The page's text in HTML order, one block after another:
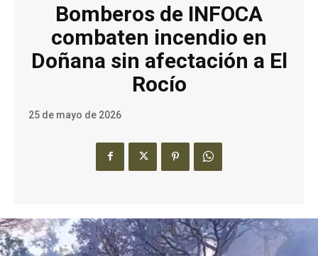
Bomberos de INFOCA
combaten incendio en
Doñana sin afectación a El
Rocío
25 de mayo de 2026